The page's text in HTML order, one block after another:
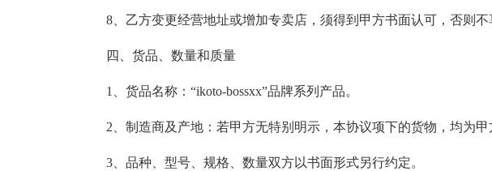
8、乙方变更经营地址或增加专卖店，须得到甲方书面认可，否则不
四、货品、数量和质量
1、货品名称：“ikoto-bossxx”品牌系列产品。
2、制造商及产地：若甲方无特别明示，本协议项下的货物，均为甲
3、品种、型号、规格、数量双方以书面形式另行约定。